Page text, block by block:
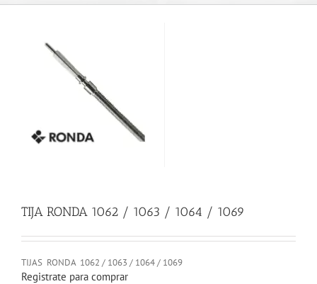
TIJA RONDA 1062 / 1063 / 1064 / 1069
TIJAS RONDA 1062 / 1063 / 1064 / 1069
Registrate para comprar